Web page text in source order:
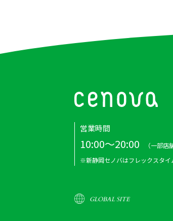
営業時間
10:00～20:00
（一部店
※新静岡セノバはフレックスタイ
GLOBAL SITE